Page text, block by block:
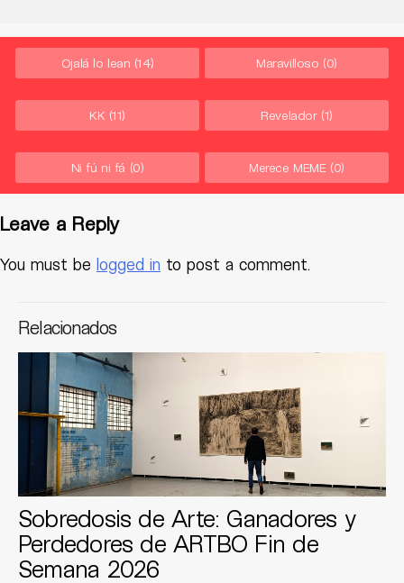
Ojalá lo lean (14) Maravilloso (0)
KK (11) Revelador (1)
Ni fú ni fá (0) Merece MEME (0)
Leave a Reply
You must be logged in to post a comment.
Relacionados
Sobredosis de Arte: Ganadores y
Perdedores de ARTBO Fin de
Semana 2026